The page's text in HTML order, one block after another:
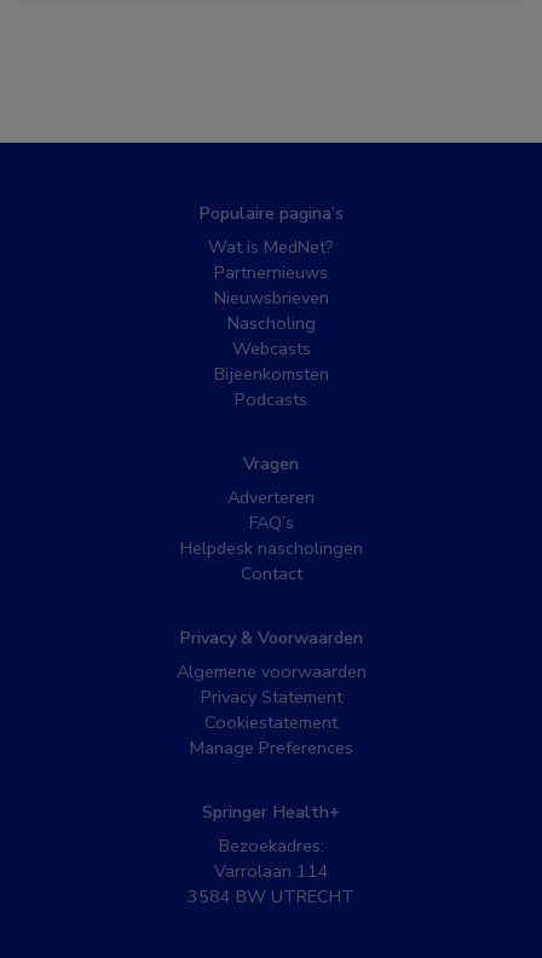
Populaire pagina’s
Wat is MedNet?
Partnernieuws
Nieuwsbrieven
Nascholing
Webcasts
Bijeenkomsten
Podcasts
Vragen
Adverteren
FAQ’s
Helpdesk nascholingen
Contact
Privacy & Voorwaarden
Algemene voorwaarden
Privacy Statement
Cookiestatement
Manage Preferences
Springer Health+
Bezoekadres:
Varrolaan 114
3584 BW UTRECHT